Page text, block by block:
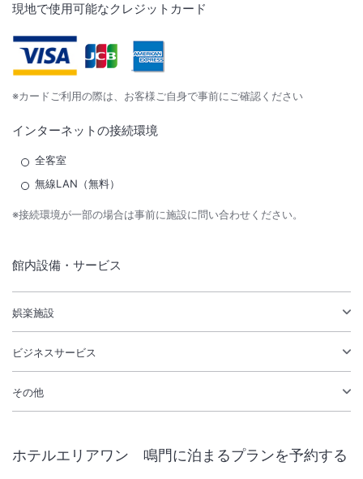
現地で使用可能なクレジットカード
※カードご利用の際は、お客様ご自身で事前にご確認ください
インターネットの接続環境
全客室
無線LAN（無料）
※接続環境が一部の場合は事前に施設に問い合わせください。
館内設備・サービス
娯楽施設
ビジネスサービス
その他
ホテルエリアワン 鳴門に泊まるプランを予約する